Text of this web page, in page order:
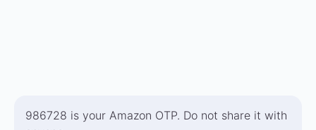
986728 is your Amazon OTP. Do not share it with